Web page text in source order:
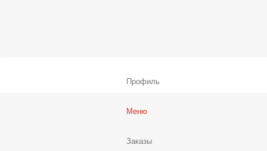
Профиль
Меню
Заказы